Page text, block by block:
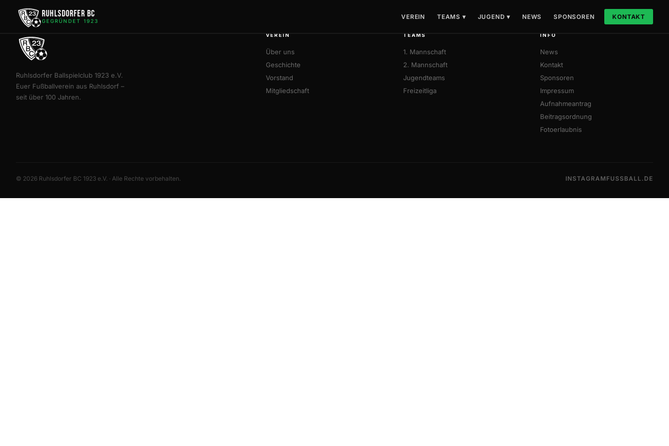
Ruhlsdorfer BC
GEGRÜNDET 1923
VEREIN TEAMS ▾ JUGEND ▾ NEWS SPONSOREN KONTAKT
Ruhlsdorfer Ballspielclub 1923 e.V.
Euer Fußballverein aus Ruhlsdorf –
seit über 100 Jahren.
VEREIN
Über uns
Geschichte
Vorstand
Mitgliedschaft
TEAMS
1. Mannschaft
2. Mannschaft
Jugendteams
Freizeitliga
INFO
News
Kontakt
Sponsoren
Impressum
Aufnahmeantrag
Beitragsordnung
Fotoerlaubnis
© 2026 Ruhlsdorfer BC 1923 e.V. · Alle Rechte vorbehalten. INSTAGRAM FUSSBALL.DE